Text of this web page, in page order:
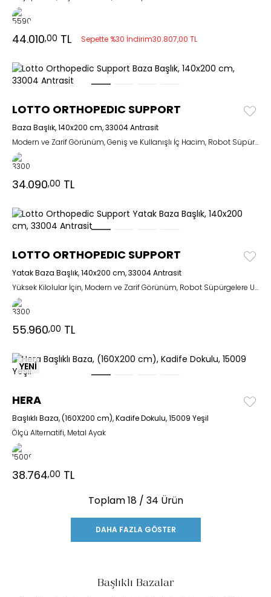
44.010,00 TL Sepette %30 İndirim30.807,00 TL
LOTTO ORTHOPEDIC SUPPORT
Baza Başlık, 140x200 cm, 33004 Antrasit
Modern ve Zarif Görünüm, Geniş ve Kullanışlı İç Hacim, Robot Süpürgelere Uyumlu
34.090,00 TL
LOTTO ORTHOPEDIC SUPPORT
Yatak Baza Başlık, 140x200 cm, 33004 Antrasit
Yüksek Kilolular İçin, Modern ve Zarif Görünüm, Robot Süpürgelere Uyumlu
55.960,00 TL
YENİ
HERA
Başlıklı Baza, (160X200 cm), Kadife Dokulu, 15009 Yeşil
Ölçü Alternatifi, Metal Ayak
38.764,00 TL
Toplam18/ 34 Ürün
DAHA FAZLA GÖSTER
Başlıklı Bazalar